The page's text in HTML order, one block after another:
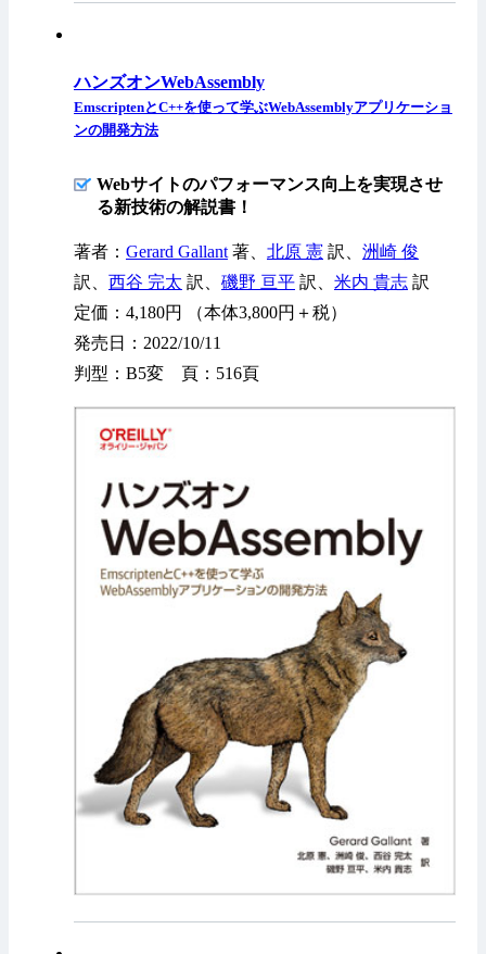
ハンズオンWebAssembly
EmscriptenとC++を使って学ぶWebAssemblyアプリケーショ
ンの開発方法
Webサイトのパフォーマンス向上を実現させ
る新技術の解説書！
著者： Gerard Gallant 著、 北原 憲 訳、 洲崎 俊
訳、 西谷 完太 訳、 磯野 亘平 訳、 米内 貴志 訳
定価：4,180円 （本体3,800円＋税）
発売日：2022/10/11
判型：B5変 頁：516頁